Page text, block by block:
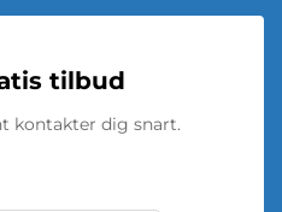
tilbud
kontakter dig snart.